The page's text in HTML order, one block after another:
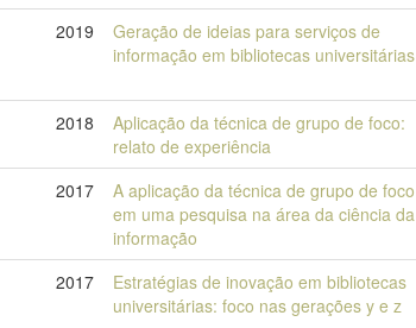
2019
Geração de ideias para serviços de
informação em bibliotecas universitárias
2018
Aplicação da técnica de grupo de foco:
relato de experiência
2017
A aplicação da técnica de grupo de foco
em uma pesquisa na área da ciência da
informação
2017
Estratégias de inovação em bibliotecas
universitárias: foco nas gerações y e z